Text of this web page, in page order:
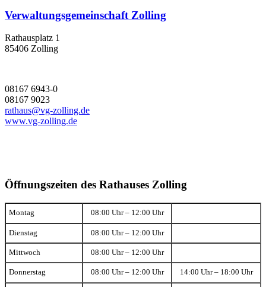
Verwaltungsgemeinschaft Zolling
Rathausplatz 1
85406 Zolling
08167 6943-0
08167 9023
rathaus@vg-zolling.de
www.vg-zolling.de
Öffnungszeiten des Rathauses Zolling
Montag 08:00 Uhr – 12:00 Uhr
Dienstag 08:00 Uhr – 12:00 Uhr
Mittwoch 08:00 Uhr – 12:00 Uhr
Donnerstag 08:00 Uhr – 12:00 Uhr 14:00 Uhr – 18:00 Uhr